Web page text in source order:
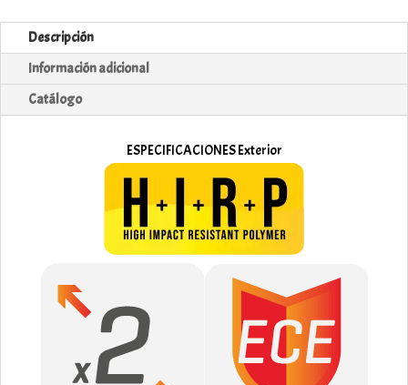
Descripción
Información adicional
Catálogo
ESPECIFICACIONES Exterior